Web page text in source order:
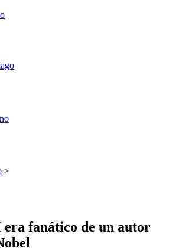
>
fanático de un autor